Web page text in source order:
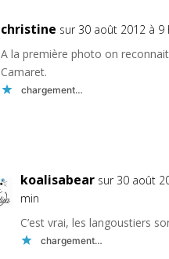
christine sur 30 août 2012 à 9
A la première photo on
Camaret.
chargement…
koalisabear sur 30 août
min
C’est vrai, les langoustiers
chargement…